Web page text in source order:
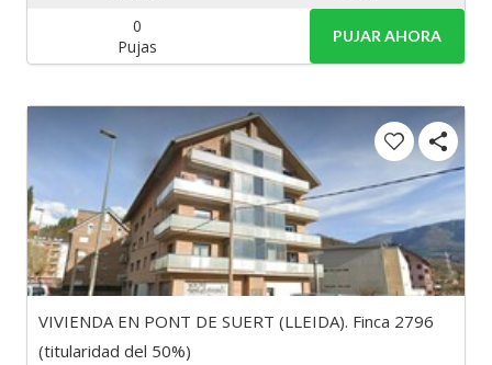
0
Pujas
PUJAR AHORA
VIVIENDA EN PONT DE SUERT (LLEIDA). Finca 2796
(titularidad del 50%)